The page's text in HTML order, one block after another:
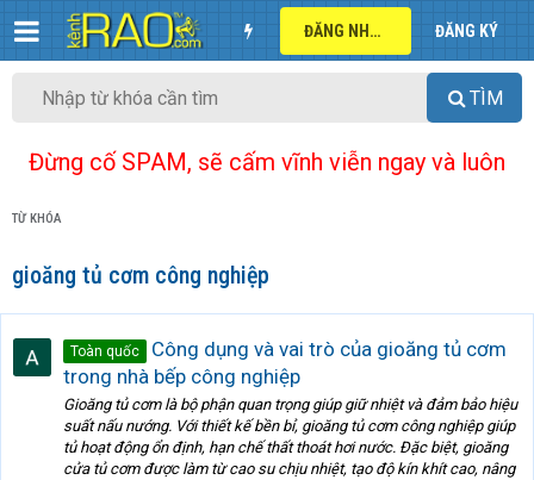
ĐĂNG NHẬP ĐĂNG KÝ
TÌM
Đừng cố SPAM, sẽ cấm vĩnh viễn ngay và luôn
TỪ KHÓA
gioăng tủ cơm công nghiệp
Toàn quốc
Công dụng và vai trò của gioăng tủ cơm
trong nhà bếp công nghiệp
Gioăng tủ cơm là bộ phận quan trọng giúp giữ nhiệt và đảm bảo hiệu
suất nấu nướng. Với thiết kế bền bỉ, gioăng tủ cơm công nghiệp giúp
tủ hoạt động ổn định, hạn chế thất thoát hơi nước. Đặc biệt, gioăng
cửa tủ cơm được làm từ cao su chịu nhiệt, tạo độ kín khít cao, nâng